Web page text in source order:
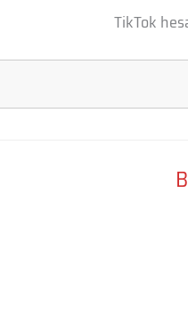
TikTok